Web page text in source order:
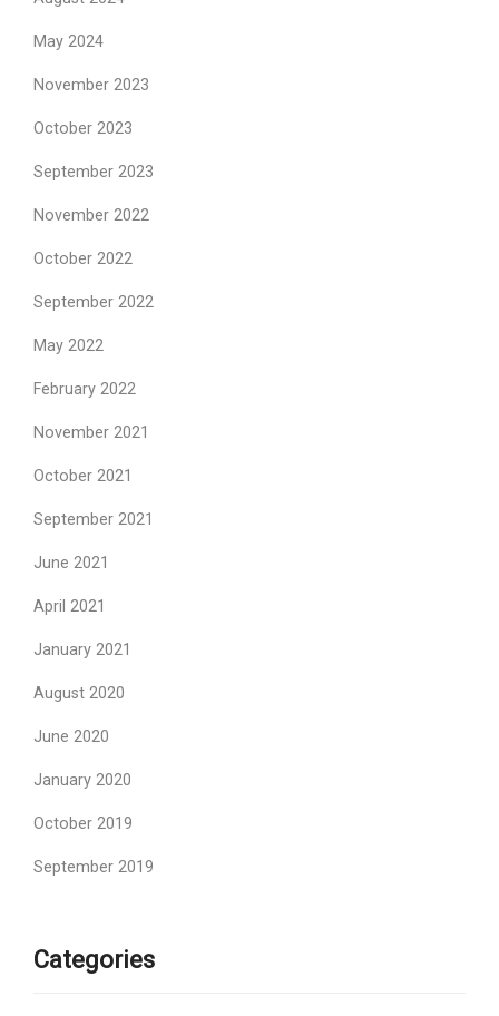
May 2024
November 2023
October 2023
September 2023
November 2022
October 2022
September 2022
May 2022
February 2022
November 2021
October 2021
September 2021
June 2021
April 2021
January 2021
August 2020
June 2020
January 2020
October 2019
September 2019
Categories